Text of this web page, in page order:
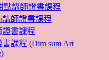
點講師證書課程
講師證書課程
證書課程
課程 (Dim sum Art